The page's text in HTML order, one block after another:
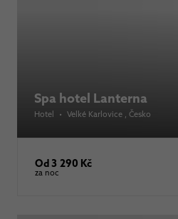
Spa hotel Lanterna
Hotel • Velké Karlovice , Česko
Od 3 290 Kč
za noc